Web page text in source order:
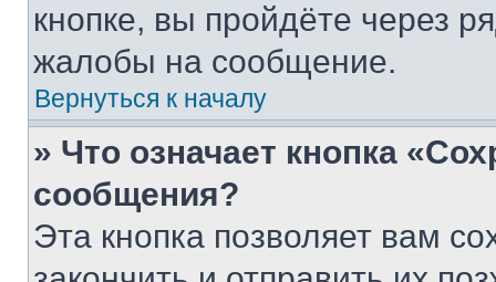
кнопке, вы пройдёте через
жалобы на сообщение.
Вернуться к началу
» Что означает кнопка
сообщения?
Эта кнопка позволяет вам